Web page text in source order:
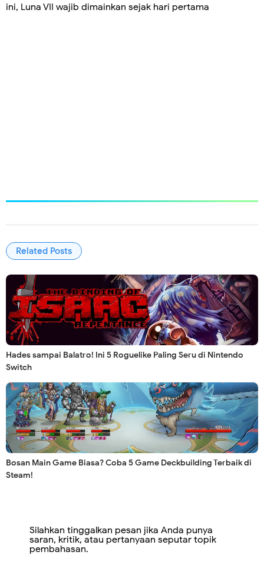
ini, Luna VII wajib dimainkan sejak hari pertama
Related Posts
Hades sampai Balatro! Ini 5 Roguelike Paling Seru di Nintendo
Switch
Bosan Main Game Biasa? Coba 5 Game Deckbuilding Terbaik di
Steam!
Silahkan tinggalkan pesan jika Anda punya
saran, kritik, atau pertanyaan seputar topik
pembahasan.